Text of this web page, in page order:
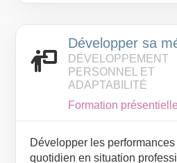
Développer sa
DÉVELOPPEMENT
PERSONNEL ET
ADAPTABILITÉ
Formation
Développer les
quotidien en situation